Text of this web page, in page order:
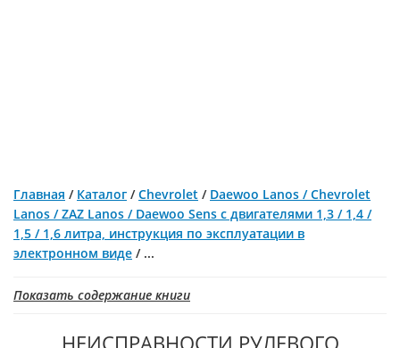
Главная / Каталог /Chevrolet / Daewoo Lanos / Chevrolet
Lanos / ZAZ Lanos / Daewoo Sens c двигателями 1,3 / 1,4 /
1,5 / 1,6 литра, инструкция по эксплуатации в
электронном виде / ...
Показать содержание книги
НЕИСПРАВНОСТИ РУЛЕВОГО